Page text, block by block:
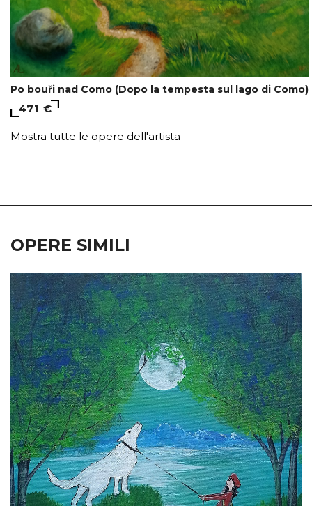
Po bouři nad Como (Dopo la tempesta sul lago di Como)
471 €
Mostra tutte le opere dell'artista
OPERE SIMILI